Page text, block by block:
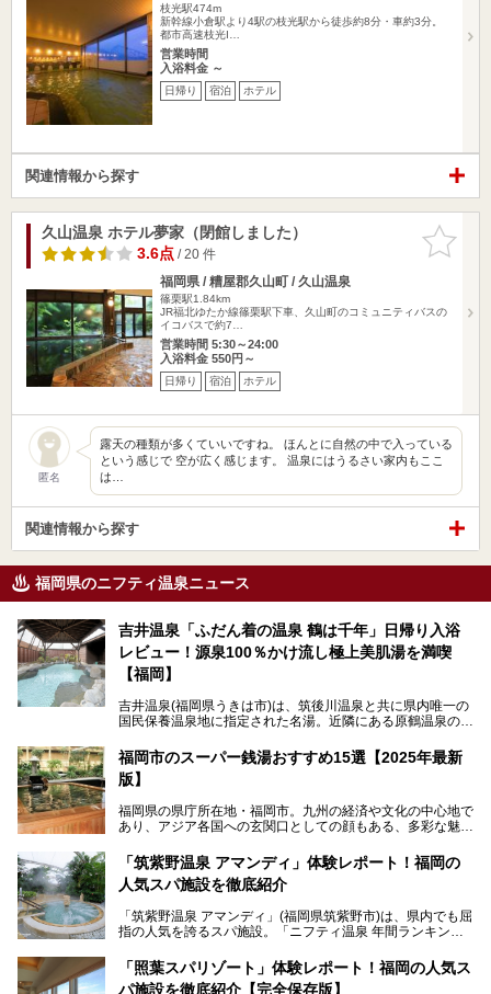
枝光駅474m
新幹線小倉駅より4駅の枝光駅から徒歩約8分・車約3分。
都市高速枝光I…
営業時間
入浴料金 ～
日帰り 宿泊 ホテル
関連情報から探す
お気に入
りに追加
久山温泉 ホテル夢家（閉館しました）
3.6点/ 20 件
福岡県 / 糟屋郡久山町 / 久山温泉
篠栗駅1.84km
JR福北ゆたか線篠栗駅下車、久山町のコミュニティバスの
イコバスで約7…
営業時間 5:30～24:00
入浴料金 550円～
日帰り 宿泊 ホテル
匿名
露天の種類が多くていいですね。 ほんとに自然の中で入っている
という感じで 空が広く感じます。 温泉にはうるさい家内もここ
は…
関連情報から探す
福岡県のニフティ温泉ニュース
吉井温泉「ふだん着の温泉 鶴は千年」日帰り入浴
レビュー！源泉100％かけ流し極上美肌湯を満喫
【福岡】
吉井温泉(福岡県うきは市)は、筑後川温泉と共に県内唯一の
国民保養温泉地に指定された名湯。近隣にある原鶴温泉の観
す。
「ふだん着の温泉 鶴は千年」は、吉井温泉にある日帰り入
住民や温泉ファンに愛され続けています。今回は筆者自ら日
帰り入浴し、自慢の温泉を中心に詳細レビューします！
福岡市のスーパー銭湯おすすめ15選【2025年最新
版】
福岡県の県庁所在地・福岡市。九州の経済や文化の中心地で
あり、アジア各国への玄関口としての顔もある、多彩な魅力
そんな福岡市は、スーパー銭湯も多種多彩。玄界灘を眺めら
れるリゾート気分満点のスーパー銭湯から、繁華街近くのレ
いスーパー銭湯を一挙ご紹介します。
「筑紫野温泉 アマンディ」体験レポート！福岡の
人気スパ施設を徹底紹介
「筑紫野温泉 アマンディ」(福岡県筑紫野市)は、県内でも屈
指の人気を誇るスパ施設。「ニフティ温泉 年間ランキング2
入浴客で賑わっています。
「照葉スパリゾート」体験レポート！福岡の人気ス
パ施設を徹底紹介【完全保存版】